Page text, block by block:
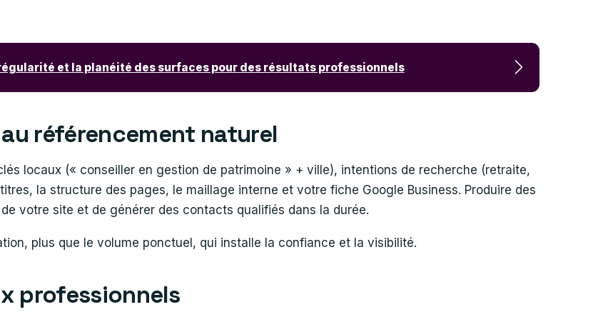
et la planéité des surfaces pour des résultats professionnels
référencement naturel
locaux (« conseiller en gestion de patrimoine » + ville), intentions de recherche (retraite,
la structure des pages, le maillage interne et votre fiche Google Business. Produire des
votre site et de générer des contacts qualifiés dans la durée.
plus que le volume ponctuel, qui installe la confiance et la visibilité.
professionnels